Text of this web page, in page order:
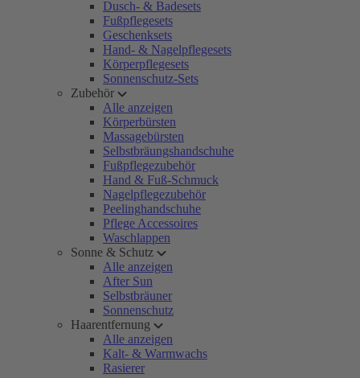
Dusch- & Badesets
Fußpflegesets
Geschenksets
Hand- & Nagelpflegesets
Körperpflegesets
Sonnenschutz-Sets
Zubehör
Alle anzeigen
Körperbürsten
Massagebürsten
Selbstbräungshandschuhe
Fußpflegezubehör
Hand & Fuß-Schmuck
Nagelpflegezubehör
Peelinghandschuhe
Pflege Accessoires
Waschlappen
Sonne & Schutz
Alle anzeigen
After Sun
Selbstbräuner
Sonnenschutz
Haarentfernung
Alle anzeigen
Kalt- & Warmwachs
Rasierer